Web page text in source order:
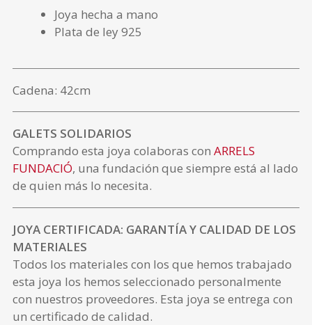
Joya hecha a mano
Plata de ley 925
Cadena: 42cm
GALETS SOLIDARIOS
Comprando esta joya colaboras con ARRELS
FUNDACIÓ, una fundación que siempre está al lado
de quien más lo necesita.
JOYA CERTIFICADA: GARANTÍA Y CALIDAD DE LOS
MATERIALES
Todos los materiales con los que hemos trabajado
esta joya los hemos seleccionado personalmente
con nuestros proveedores. Esta joya se entrega con
un certificado de calidad.